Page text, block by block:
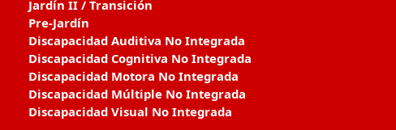
Jardín II / Transición
Pre-Jardín
Discapacidad Auditiva No Integrada
Discapacidad Cognitiva No Integrada
Discapacidad Motora No Integrada
Discapacidad Múltiple No Integrada
Discapacidad Visual No Integrada